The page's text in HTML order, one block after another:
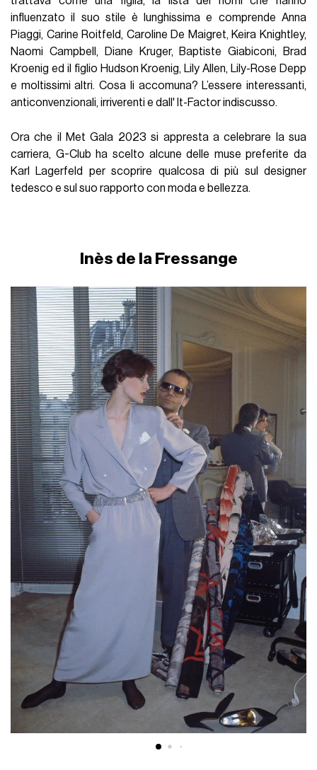
influenzato il suo stile è lunghissima e comprende Anna
Piaggi, Carine Roitfeld, Caroline De Maigret, Keira Knightley,
Naomi Campbell, Diane Kruger, Baptiste Giabiconi, Brad
Kroenig ed il figlio Hudson Kroenig, Lily Allen, Lily-Rose Depp
e moltissimi altri. Cosa li accomuna? L’essere interessanti,
anticonvenzionali, irriverenti e dall' It-Factor indiscusso.
Ora che il Met Gala 2023 si appresta a celebrare la sua
carriera, G-Club ha scelto alcune delle muse preferite da
Karl Lagerfeld per scoprire qualcosa di più sul designer
tedesco e sul suo rapporto con moda e bellezza.
Inès de la Fressange